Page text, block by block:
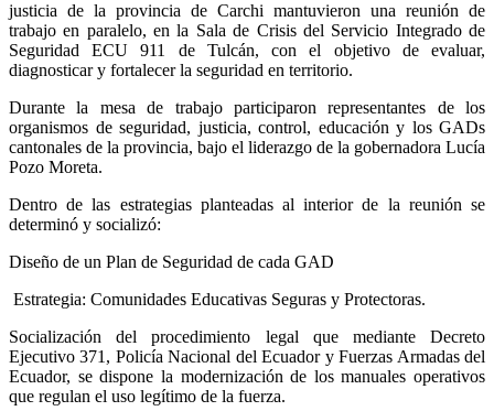
justicia de la provincia de Carchi mantuvieron una reunión de
trabajo en paralelo, en la Sala de Crisis del Servicio Integrado de
Seguridad ECU 911 de Tulcán, con el objetivo de evaluar,
diagnosticar y fortalecer la seguridad en territorio.
Durante la mesa de trabajo participaron representantes de los
organismos de seguridad, justicia, control, educación y los GADs
cantonales de la provincia, bajo el liderazgo de la gobernadora Lucía
Pozo Moreta.
Dentro de las estrategias planteadas al interior de la reunión se
determinó y socializó:
Diseño de un Plan de Seguridad de cada GAD
Estrategia: Comunidades Educativas Seguras y Protectoras.
Socialización del procedimiento legal que mediante Decreto
Ejecutivo 371, Policía Nacional del Ecuador y Fuerzas Armadas del
Ecuador, se dispone la modernización de los manuales operativos
que regulan el uso legítimo de la fuerza.